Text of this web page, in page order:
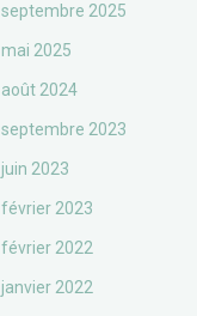
septembre 2025
mai 2025
août 2024
septembre 2023
juin 2023
février 2023
février 2022
janvier 2022